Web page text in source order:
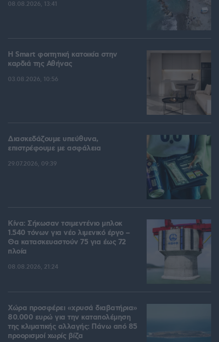
08.08.2026, 13:41
Η Smart φοιτητική κατοικία στην
καρδιά της Αθήνας
03.08.2026, 10:56
Διασκεδάζουμε υπεύθυνα,
επιστρέφουμε με ασφάλεια
29.07.2026, 09:39
Κίνα: Σήκωσαν τσιμεντένιο μπλοκ
1.540 τόνων για νέο λιμενικό έργο –
Θα κατασκευαστούν 75 για έως 72
πλοία
08.08.2026, 21:24
Χώρα προσφέρει «χρυσά διαβατήρια»
80.000 ευρώ για την καταπολέμηση
της κλιματικής αλλαγής: Πάνω από 85
προορισμοί χωρίς βίζα